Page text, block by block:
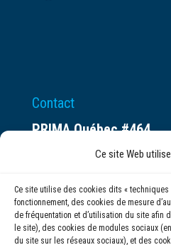
Ce site Web
Ce site utilise des cookies dits « techniques
fonctionnement, des cookies de mesure
de fréquentation et d’utilisation du site afin
le site), des cookies de modules sociaux
du site sur les réseaux sociaux), et des
Contact
PRIMA Québec #464
Espace ax.c
Montréal (QC) H3C 0B4
(514) 284-0211